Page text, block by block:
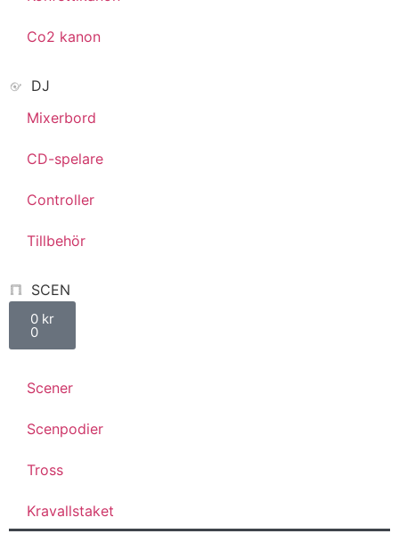
Co2 kanon
DJ
Mixerbord
CD-spelare
Controller
Tillbehör
SCEN
0 kr
0
Scener
Scenpodier
Tross
Kravallstaket